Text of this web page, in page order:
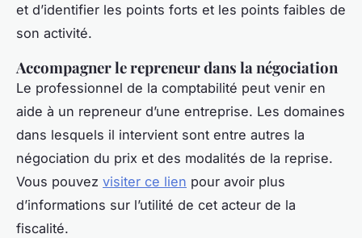
et d’identifier les points forts et les points faibles de
son activité.
Accompagner le repreneur dans la négociation
Le professionnel de la comptabilité peut venir en
aide à un repreneur d’une entreprise. Les domaines
dans lesquels il intervient sont entre autres la
négociation du prix et des modalités de la reprise.
Vous pouvez visiter ce lien pour avoir plus
d’informations sur l’utilité de cet acteur de la
fiscalité.